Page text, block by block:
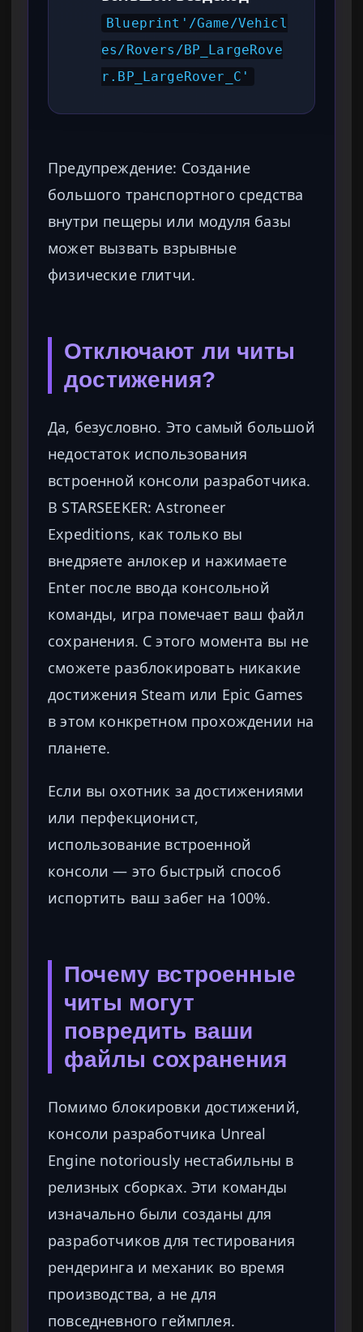
Blueprint'/Game/Vehicl
es/Rovers/BP_LargeRove
r.BP_LargeRover_C'
Предупреждение: Создание
большого транспортного средства
внутри пещеры или модуля базы
может вызвать взрывные
физические глитчи.
Отключают ли читы
достижения?
Да, безусловно. Это самый большой
недостаток использования
встроенной консоли разработчика.
В STARSEEKER: Astroneer
Expeditions, как только вы
внедряете анлокер и нажимаете
Enter после ввода консольной
команды, игра помечает ваш файл
сохранения. С этого момента вы не
сможете разблокировать никакие
достижения Steam или Epic Games
в этом конкретном прохождении на
планете.
Если вы охотник за достижениями
или перфекционист,
использование встроенной
консоли — это быстрый способ
испортить ваш забег на 100%.
Почему встроенные
читы могут
повредить ваши
файлы сохранения
Помимо блокировки достижений,
консоли разработчика Unreal
Engine notoriously нестабильны в
релизных сборках. Эти команды
изначально были созданы для
разработчиков для тестирования
рендеринга и механик во время
производства, а не для
повседневного геймплея.